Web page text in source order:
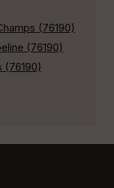
(76190)
(76190)
(76190)